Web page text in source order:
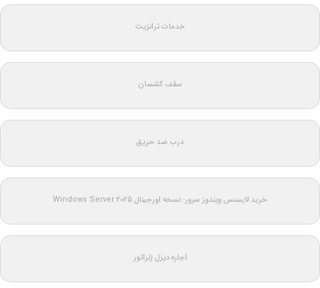
خدمات ترانزیت
سقف کشسان
درب ضد حریق
خرید لایسنس ویندوز سرور: نسخه اورجینال Windows Server 2025
اجاره دیزل ژنراتور